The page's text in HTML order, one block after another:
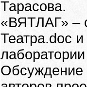
Тарасова.
«ВЯТЛАГ» –
Театра.doc
Обсуждение